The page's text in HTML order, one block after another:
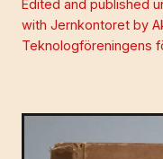
Edited and published
with Jernkontoret by
Teknologföreningens